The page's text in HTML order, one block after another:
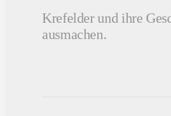
Krefelder und ihre
ausmachen.